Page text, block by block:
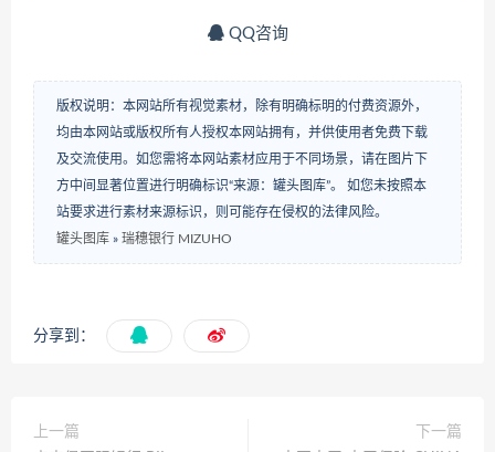
QQ咨询
版权说明：本网站所有视觉素材，除有明确标明的付费资源外，
均由本网站或版权所有人授权本网站拥有，并供使用者免费下载
及交流使用。如您需将本网站素材应用于不同场景，请在图片下
方中间显著位置进行明确标识“来源：罐头图库”。 如您未按照本
站要求进行素材来源标识，则可能存在侵权的法律风险。
罐头图库 » 瑞穗银行 MIZUHO
分享到：
上一篇
下一篇